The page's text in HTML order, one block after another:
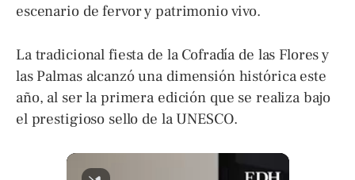
escenario de fervor y patrimonio vivo.
La tradicional fiesta de la Cofradía de las Flores y
las Palmas alcanzó una dimensión histórica este
año, al ser la primera edición que se realiza bajo
el prestigioso sello de la UNESCO.